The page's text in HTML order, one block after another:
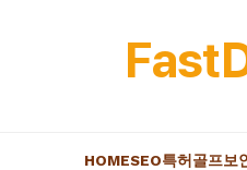
HOMESEO특허 골프보